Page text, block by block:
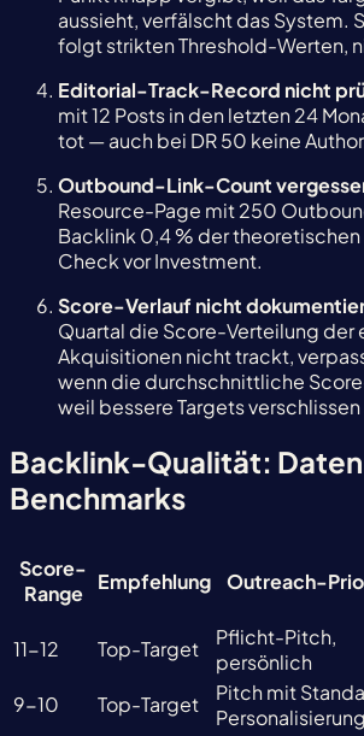
aussieht, verfälscht das System.
folgt strikten Threshold-Werten,
Editorial-Track-Record nicht
mit 12 Posts in den letzten 24
tot — auch bei DR 50 keine
Outbound-Link-Count
Resource-Page mit 250
Backlink 0,4 % der
Check vor Investment.
Score-Verlauf nicht
Quartal die Score-Verteilung der
Akquisitionen nicht trackt,
wenn die durchschnittliche
weil bessere Targets verschlissen
Backlink-Qualität:
Benchmarks
Score-
Range
Empfehlung Outreach-
11-12
Top-Target
Pflicht-Pitch,
persönlich
9-10
Top-Target
Pitch mit
Personalisierung